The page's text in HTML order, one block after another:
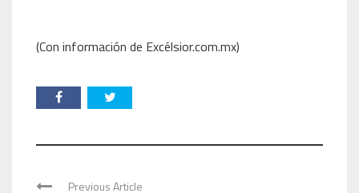
(Con información de Excélsior.com.mx)
Previous Article